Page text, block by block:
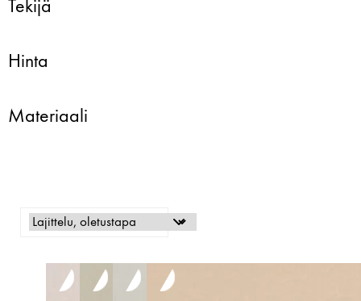
Tekijä
Hinta
Materiaali